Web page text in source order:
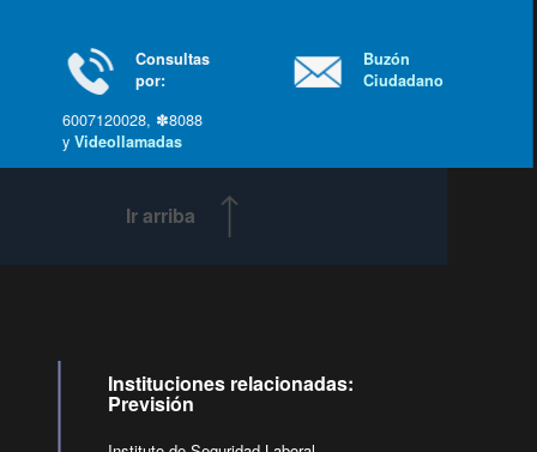
Consultas
por:
6007120028, ✽8088
yVideollamadas
Buzón
Ciudadano
Ir arriba
Instituciones relacionadas:
Previsión